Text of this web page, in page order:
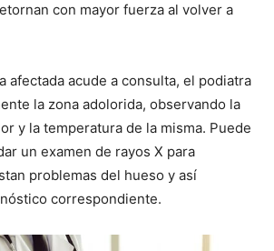
con mayor fuerza al volver a
afectada acude a consulta, el podiatra
la zona adolorida, observando la
y la temperatura de la misma. Puede
un examen de rayos X para
problemas del hueso y así
correspondiente.